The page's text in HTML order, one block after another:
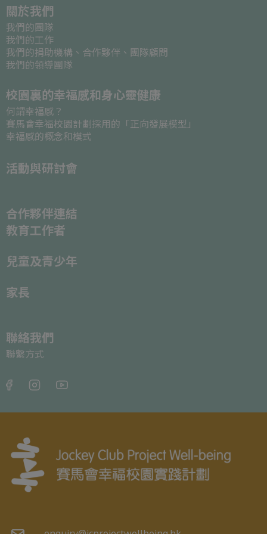
關於我們
我們的團隊
我們的工作
我們的捐助機構、合作夥伴、團隊顧問
我們的領導團隊
校園裏的幸福感和身心靈健康
何謂幸福感？
賽馬會幸福校園計劃採用的「正向發展模型」
幸福感的概念和模式
活動與研討會
合作夥伴連結
教育工作者
兒童及青少年
家長
聯絡我們
聯繫方式